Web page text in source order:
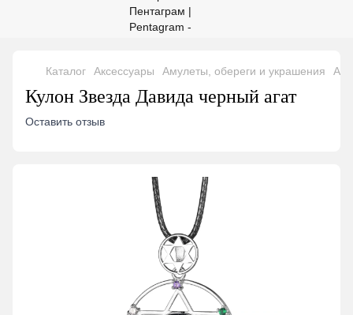
Каталог Аксессуары Амулеты, обереги и украшения
Кулон Звезда Давида черный агат
Оставить отзыв